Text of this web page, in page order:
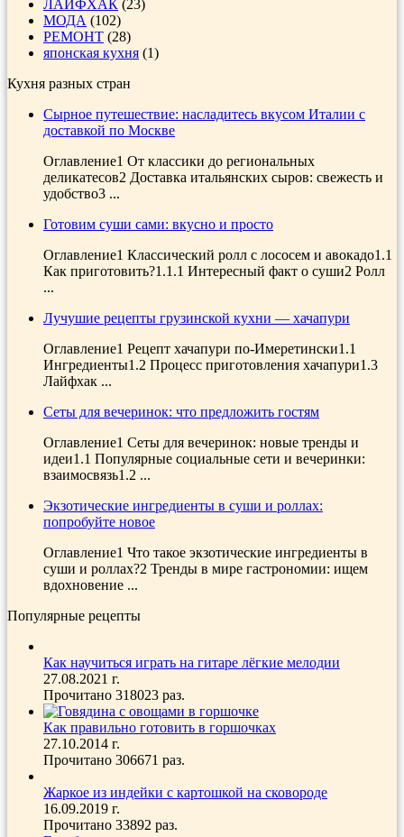
ЛАЙФХАК (23)
МОДА (102)
РЕМОНТ (28)
японская кухня (1)
Кухня разных стран
Сырное путешествие: насладитесь вкусом Италии с
доставкой по Москве
Оглавление1 От классики до региональных
деликатесов2 Доставка итальянских сыров: свежесть и
удобство3 ...
Готовим суши сами: вкусно и просто
Оглавление1 Классический ролл с лососем и авокадо1.1
Как приготовить?1.1.1 Интересный факт о суши2 Ролл
...
Лучушие рецепты грузинской кухни — хачапури
Оглавление1 Рецепт хачапури по-Имеретински1.1
Ингредиенты1.2 Процесс приготовления хачапури1.3
Лайфхак ...
Сеты для вечеринок: что предложить гостям
Оглавление1 Сеты для вечеринок: новые тренды и
идеи1.1 Популярные социальные сети и вечеринки:
взаимосвязь1.2 ...
Экзотические ингредиенты в суши и роллах:
попробуйте новое
Оглавление1 Что такое экзотические ингредиенты в
суши и роллах?2 Тренды в мире гастрономии: ищем
вдохновение ...
Популярные рецепты
Как научиться играть на гитаре лёгкие мелодии
27.08.2021 г.
Прочитано 318023 раз.
Как правильно готовить в горшочках
27.10.2014 г.
Прочитано 306671 раз.
Жаркое из индейки с картошкой на сковороде
16.09.2019 г.
Прочитано 33892 раз.